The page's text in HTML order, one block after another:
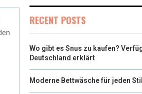
RECENT POSTS
Wo gibt es Snus zu kaufen?
Deutschland erklärt
Moderne Bettwäsche für jeden Stil